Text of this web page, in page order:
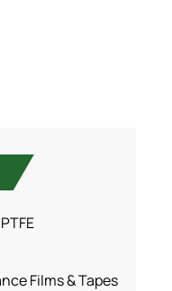
Films & Tapes